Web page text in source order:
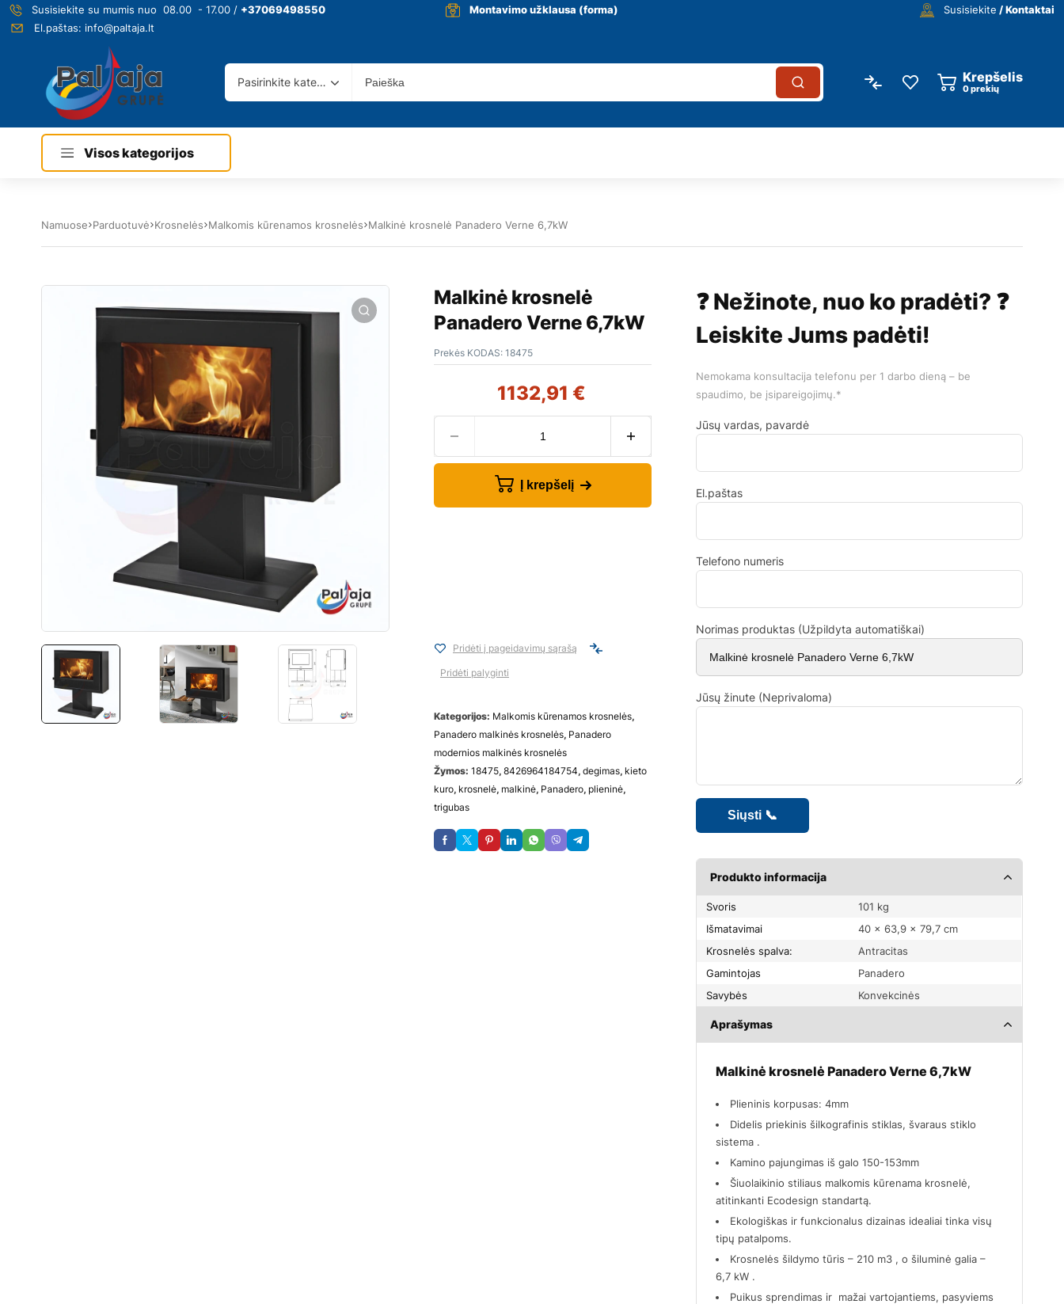
Susisiekite su mumis nuo 08.00 - 17.00 / +37069498550 Montavimo užklausa (forma) Susisiekite / Kontaktai
El.paštas: info@paltaja.lt
Pasirinkite kategoriją Krepšelis
0prekių
Visos kategorijos
Namuose Parduotuvė Krosnelės Malkomis kūrenamos krosnelės Malkinė krosnelė Panadero Verne 6,7kW
Malkinė krosnelė
Panadero Verne 6,7kW
Prekės KODAS: 18475
1132,91 €
Į krepšelį
Pridėti į pageidavimų sąrašą
Pridėti palyginti
Kategorijos: Malkomis kūrenamos krosnelės,
Panadero malkinės krosnelės, Panadero
modernios malkinės krosnelės
Žymos: 18475, 8426964184754, degimas, kieto
kuro, krosnelė, malkinė, Panadero, plieninė,
trigubas
❓ Nežinote, nuo ko pradėti? ❓
Leiskite Jums padėti!
Nemokama konsultacija telefonu per 1 darbo dieną – be
spaudimo, be įsipareigojimų.*
Jūsų vardas, pavardė
El.paštas
Telefono numeris
Norimas produktas (Užpildyta automatiškai)
Jūsų žinute (Neprivaloma)
Produkto informacija
Svoris
101 kg
Išmatavimai
40 × 63,9 × 79,7 cm
Krosnelės spalva:
Antracitas
Gamintojas
Panadero
Savybės
Konvekcinės
Aprašymas
Malkinė krosnelė Panadero Verne 6,7kW
Plieninis korpusas: 4mm
Didelis priekinis šilkografinis stiklas, švaraus stiklo
sistema .
Kamino pajungimas iš galo 150-153mm
Šiuolaikinio stiliaus malkomis kūrenama krosnelė,
atitinkanti Ecodesign standartą.
Ekologiškas ir funkcionalus dizainas idealiai tinka visų
tipų patalpoms.
Krosnelės šildymo tūris – 210 m3 , o šiluminė galia –
6,7 kW .
Puikus sprendimas ir mažai vartojantiems, pasyviems